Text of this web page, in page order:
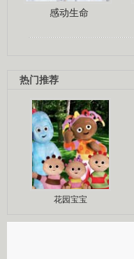
感动生命
热门推荐
花园宝宝